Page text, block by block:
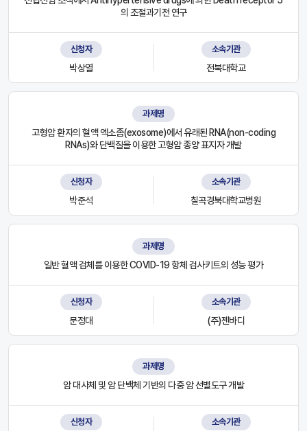
의 조절과기전 연구
신청자
박상열
소속기관
전북대학교
과제명
고형암 환자의 혈액 엑소좀(exosome)에서 유래된 RNA(non-coding
RNAs)와 단백질을 이용한 고형암 종양 표지자 개발
신청자
박준석
소속기관
칠곡경북대학교병원
과제명
일반 혈액 검체를 이용한 COVID-19 항체 검사키트의 성능 평가
신청자
문정대
소속기관
(주)젠바디
과제명
암 대사체 및 암 단백체 기반의 다중 암 선별도구 개발
신청자 소속기관